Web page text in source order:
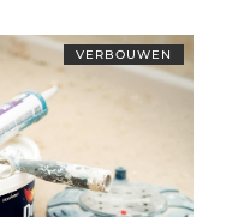
VERBOUWEN